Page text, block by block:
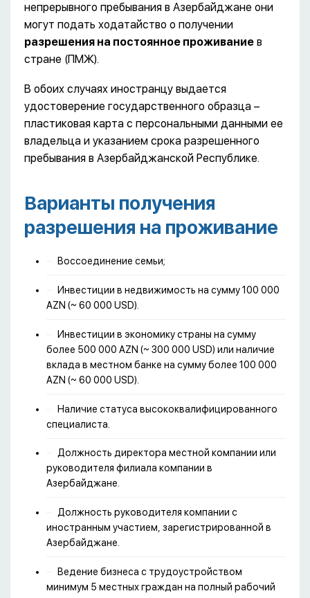
непрерывного пребывания в Азербайджане они
могут подать ходатайство о получении
разрешения на постоянное проживание в
стране (ПМЖ).
В обоих случаях иностранцу выдается
удостоверение государственного образца –
пластиковая карта с персональными данными ее
владельца и указанием срока разрешенного
пребывания в Азербайджанской Республике.
Варианты получения
разрешения на проживание
Воссоединение семьи;
Инвестиции в недвижимость на сумму 100 000
AZN (~ 60 000 USD).
Инвестиции в экономику страны на сумму
более 500 000 AZN (~ 300 000 USD) или наличие
вклада в местном банке на сумму более 100 000
AZN (~ 60 000 USD).
Наличие статуса высококвалифицированного
специалиста.
Должность директора местной компании или
руководителя филиала компании в
Азербайджане.
Должность руководителя компании с
иностранным участием, зарегистрированной в
Азербайджане.
Ведение бизнеса с трудоустройством
минимум 5 местных граждан на полный рабочий